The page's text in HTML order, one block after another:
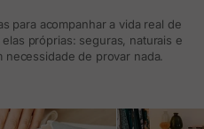
para acompanhar a vida real de
próprias: seguras, naturais e
de provar nada.